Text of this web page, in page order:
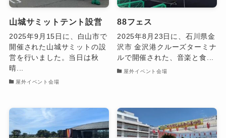
山城サミットテント設営
2025年9月15日に、白山市で
開催された山城サミットの設
営を行いました。当日は秋
晴...
屋外イベント会場
88フェス
2025年8月23日に、石川県金
沢市 金沢港クルーズターミナ
ルで開催された、音楽と食...
屋外イベント会場